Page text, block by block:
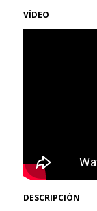
VÍDEO
DESCRIPCIÓN